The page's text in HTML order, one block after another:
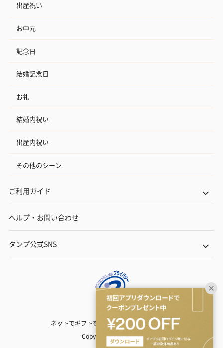
出産祝い
お中元
記念日
結婚記念日
お礼
結婚内祝い
出産内祝い
その他のシーン
ご利用ガイド
ヘルプ・お問い合わせ
タンプ公式SNS
ネットでギフトを贈るなら | TANP（タンプ）
Copyright© TANP Inc.